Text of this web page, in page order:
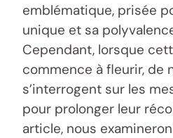
emblématique, prisée
unique et sa
Cependant, lorsque
commence à fleurir, de
s’interrogent sur les
pour prolonger leur
article, nous